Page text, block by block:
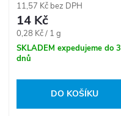
11,57 Kč bez DPH
14 Kč
Měrná
cena:
0,28 Kč / 1 g
SKLADEM expedujeme do 3
dnů
DO KOŠÍKU